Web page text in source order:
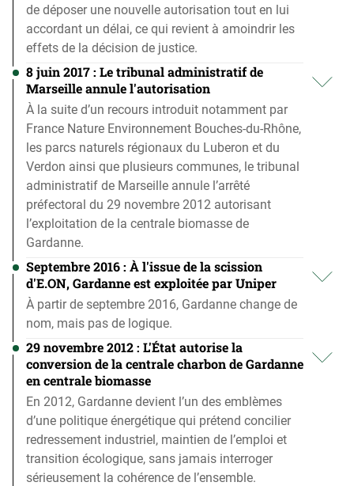
de déposer une nouvelle autorisation tout en lui
accordant un délai, ce qui revient à amoindrir les
effets de la décision de justice.
8 juin 2017 : Le tribunal administratif de
Marseille annule l'autorisation
À la suite d’un recours introduit notamment par
France Nature Environnement Bouches-du-Rhône,
les parcs naturels régionaux du Luberon et du
Verdon ainsi que plusieurs communes, le tribunal
administratif de Marseille annule l’arrêté
préfectoral du 29 novembre 2012 autorisant
l’exploitation de la centrale biomasse de
Gardanne.
Septembre 2016 : À l'issue de la scission
d'E.ON, Gardanne est exploitée par Uniper
À partir de septembre 2016, Gardanne change de
nom, mais pas de logique.
29 novembre 2012 : L'État autorise la
conversion de la centrale charbon de Gardanne
en centrale biomasse
En 2012, Gardanne devient l’un des emblèmes
d’une politique énergétique qui prétend concilier
redressement industriel, maintien de l’emploi et
transition écologique, sans jamais interroger
sérieusement la cohérence de l’ensemble.